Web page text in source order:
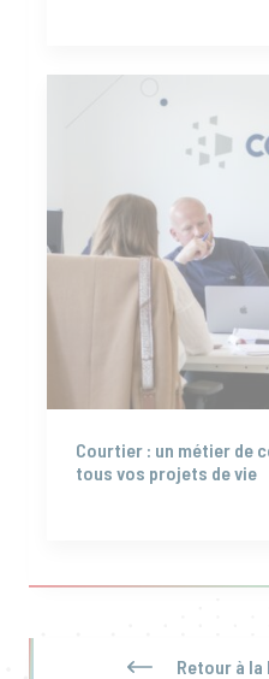
Courtier : un métier de
tous vos projets de vie
Retour à